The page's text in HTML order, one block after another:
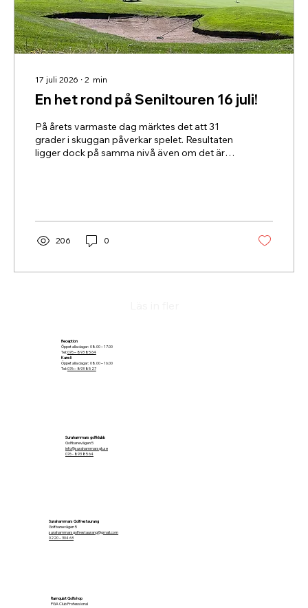
17 juli 2026 ∙ 2 min
En het rond på Seniltouren 16 juli!
På årets varmaste dag märktes det att 31
grader i skuggan påverkar spelet. Resultaten
ligger dock på samma nivå även om det är
206 0
Reception
Öppet alla dagar: 08.00 – 17.00
Tel:076 – 893 85 64
Kansli
Öppet alla dagar: 08.00 – 16.00
Tel:076 – 893 85 27
Surahammars golfklubb
Golfbanevägen 5
info@surahammarsgk.se
076 - 893 85 64
Ramquist Golfshop
PGA Club Professional
Surahammars Golfrestaurang
Golfbanevägen 5
surahammarsgolfrestaurang@gmail.com
0220 – 304 63